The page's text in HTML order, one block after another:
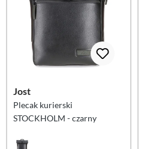
Jost
Plecak kurierski
STOCKHOLM - czarny